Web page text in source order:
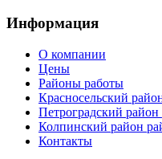
Информация
О компании
Цены
Районы работы
Красносельский
Петроградский район
Колпинский район
Контакты